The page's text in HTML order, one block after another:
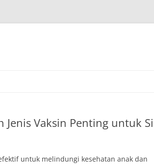
Jenis Vaksin Penting untuk Si
untuk melindungi kesehatan anak dan